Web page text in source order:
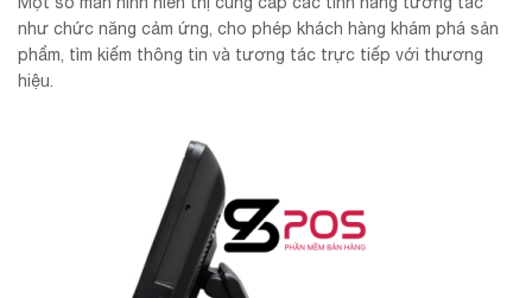
như chức năng cảm ứng, cho phép khách hàng khám phá sản
phẩm, tìm kiếm thông tin và tương tác trực tiếp với thương
hiệu.